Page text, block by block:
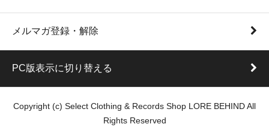
メルマガ登録・解除
PC版表示に切り替える
Copyright (c) Select Clothing & Records Shop LORE BEHIND All
Rights Reserved